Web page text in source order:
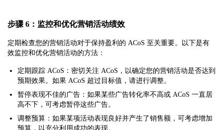
步骤 6：监控和优化营销活动绩效
定期检查您的营销活动对于保持盈利的 ACoS 至关重要。以下是有
效监控和优化营销活动的方法：
定期跟踪 ACoS：密切关注 ACoS，以确定您的营销活动是否达到
预期效果。如果 ACoS 超过目标值，请进行调整。
暂停表现不佳的广告：如果某些广告转化率不高或 ACoS 一直居
高不下，可考虑暂停这些广告。
调整预算：如果某项活动表现良好并产生了销售额，可考虑增加
预算，以充分利用成功的表现。